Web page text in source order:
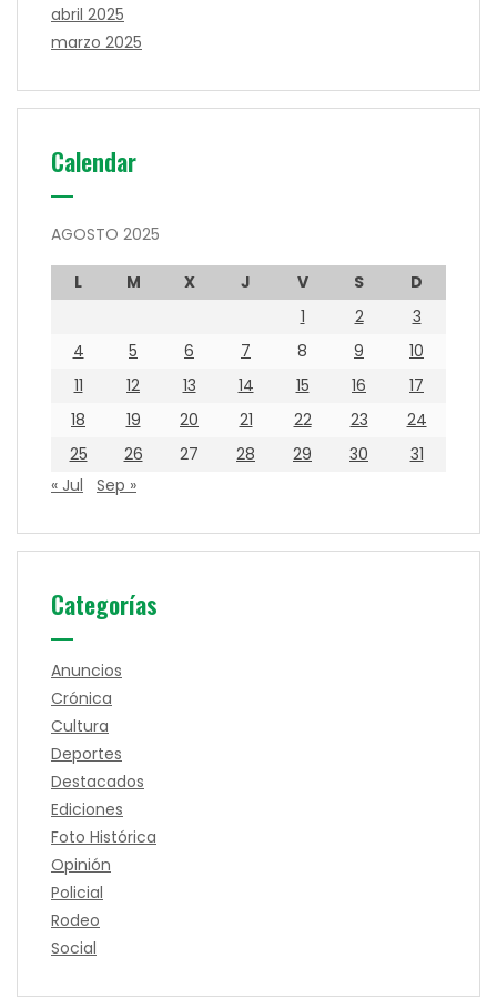
abril 2025
marzo 2025
Calendar
AGOSTO 2025
L M X J V S
D
1
2
3
4
5 6 7 8 9
10
11
12 13 14 15 16
17
18
19 20 21 22 23
24
25
26 27 28 29 30
31
« Jul
Sep »
Categorías
Anuncios
Crónica
Cultura
Deportes
Destacados
Ediciones
Foto Histórica
Opinión
Policial
Rodeo
Social